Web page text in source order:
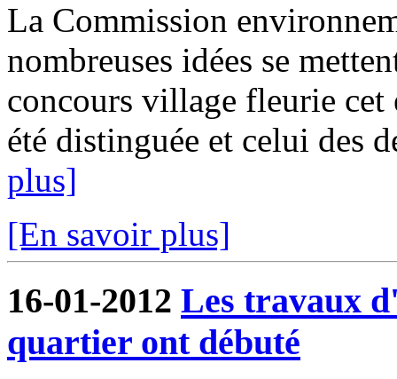
La Commission
nombreuses idées se
concours village fleurie cet
été distinguée et celui des
plus]
[En savoir plus]
16-01-2012 Les travaux
quartier ont débuté